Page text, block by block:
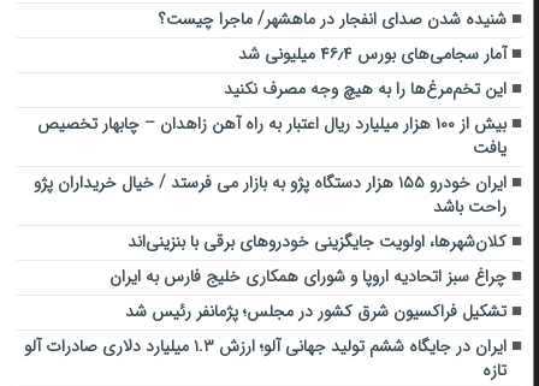
شنیده شدن صدای انفجار در ماهشهر/ ماجرا چیست؟
آمار سجامی‌های بورس ۴۶٫۴ میلیونی شد
این تخم‌مرغ‌ها را به هیچ وجه مصرف نکنید
بیش‌ از ۱۰۰ هزار میلیارد ریال اعتبار به راه آهن زاهدان – چابهار تخصیص
یافت
ایران خودرو ۱۵۵ هزار دستگاه پژو به بازار می فرستد / خیال خریداران پژو
راحت باشد
کلان‌شهرها، اولویت جایگزینی خودروهای برقی با بنزینی‌اند
چراغ سبز اتحادیه اروپا و شورای همکاری خلیج فارس به ایران
تشکیل فراکسیون شرق کشور در مجلس؛ پژمانفر رئیس شد
ایران در جایگاه ششم تولید جهانی آلو؛ ارزش ۱.۳ میلیارد دلاری صادرات آلو
تازه